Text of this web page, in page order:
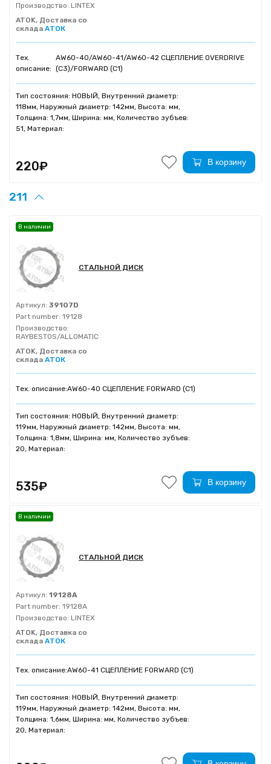
Производство: LINTEX
ATOK, Доставка со
склада АТОК
Тех.
описание:
AW60-40/AW60-41/AW60-42 СЦЕПЛЕНИЕ OVERDRIVE
(C3)/FORWARD (C1)
Тип состояния: НОВЫЙ, Внутренний диаметр:
118мм, Наружный диаметр: 142мм, Высота: мм,
Толщина: 1,7мм, Ширина: мм, Количество зубъев:
51, Материал:
220₽ В корзину
211
СТАЛЬНОЙ ДИСК
Артикул: 39107D
Part number: 19128
Производство:
RAYBESTOS/ALLOMATIC
ATOK, Доставка со
склада АТОК
Тех. описание:AW60-40 СЦЕПЛЕНИЕ FORWARD (C1)
Тип состояния: НОВЫЙ, Внутренний диаметр:
119мм, Наружный диаметр: 142мм, Высота: мм,
Толщина: 1,8мм, Ширина: мм, Количество зубъев:
20, Материал:
В наличии
535₽ В корзину
СТАЛЬНОЙ ДИСК
Артикул: 19128A
Part number: 19128A
Производство: LINTEX
ATOK, Доставка со
склада АТОК
Тех. описание:AW60-41 СЦЕПЛЕНИЕ FORWARD (C1)
Тип состояния: НОВЫЙ, Внутренний диаметр:
119мм, Наружный диаметр: 142мм, Высота: мм,
Толщина: 1,6мм, Ширина: мм, Количество зубъев:
20, Материал:
В наличии